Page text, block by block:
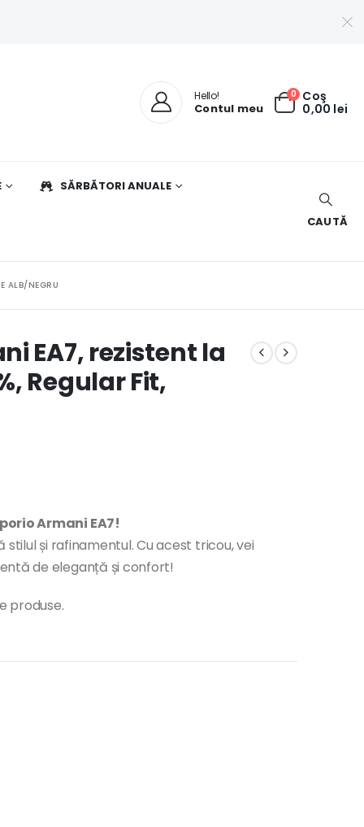
Hello!
Contul meu
0 Coş
0,00 lei
SĂRBĂTORI ANUALE
CAUTĂ
ALB/NEGRU
EA7, rezistent la
Regular Fit,
Armani EA7!
și rafinamentul. Cu acest tricou, vei
de eleganță și confort!
produse.